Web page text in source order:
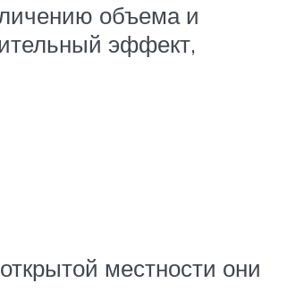
объема и
эффект,
местности они